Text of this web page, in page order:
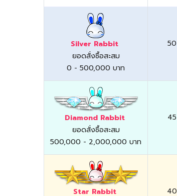
Silver Rabbit
ยอดสั่งซื้อสะสม
0 - 500,000 บาท
50
Diamond Rabbit
ยอดสั่งซื้อสะสม
500,000 - 2,000,000 บาท
45
Star Rabbit
40